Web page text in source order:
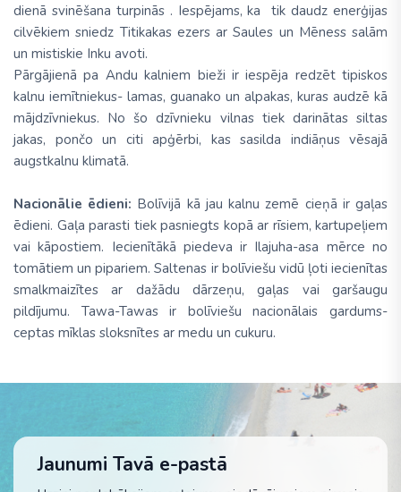
dienā svinēšana turpinās . Iespējams, ka tik daudz enerģijas
cilvēkiem sniedz Titikakas ezers ar Saules un Mēness salām
un mistiskie Inku avoti.
Pārgājienā pa Andu kalniem bieži ir iespēja redzēt tipiskos
kalnu iemītniekus- lamas, guanako un alpakas, kuras audzē kā
mājdzīvniekus. No šo dzīvnieku vilnas tiek darinātas siltas
jakas, pončo un citi apģērbi, kas sasilda indiāņus vēsajā
augstkalnu klimatā.
Nacionālie ēdieni: Bolīvijā kā jau kalnu zemē cieņā ir gaļas
ēdieni. Gaļa parasti tiek pasniegts kopā ar rīsiem, kartupeļiem
vai kāpostiem. Iecienītākā piedeva ir Ilajuha-asa mērce no
tomātiem un pipariem. Saltenas ir bolīviešu vidū ļoti iecienītas
smalkmaizītes ar dažādu dārzeņu, gaļas vai garšaugu
pildījumu. Tawa-Tawas ir bolīviešu nacionālais gardums-
ceptas mīklas sloksnītes ar medu un cukuru.
Jaunumi Tavā e-pastā